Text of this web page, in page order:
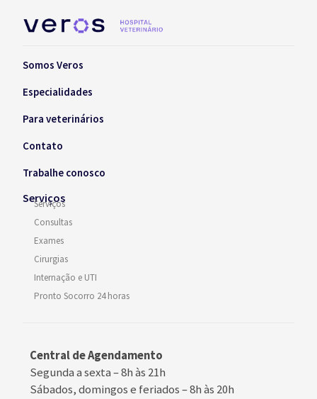
Somos Veros
Especialidades
Para veterinários
Contato
Trabalhe conosco
Serviços
Serviços
Consultas
Exames
Cirurgias
Internação e UTI
Pronto Socorro 24 horas
Central de Agendamento
Segunda a sexta –8h às 21h
Sábados, domingos e feriados–8h às 20h